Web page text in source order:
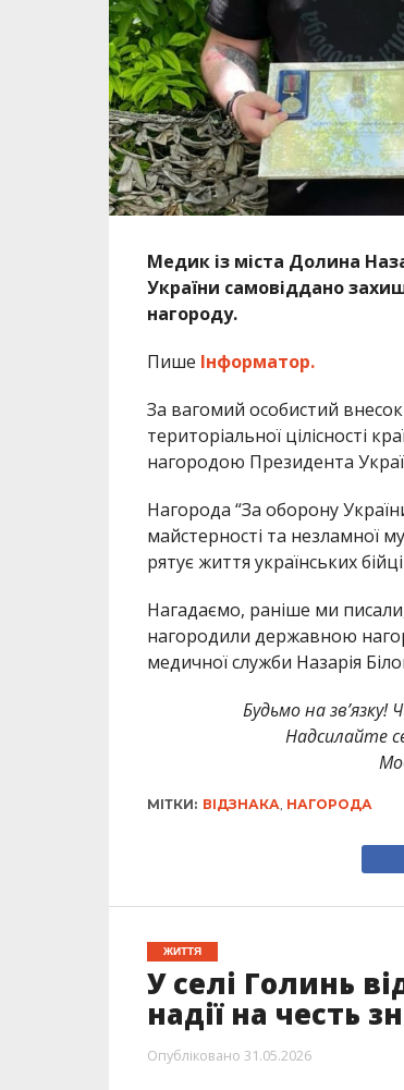
Медик із міста Долина
України самовіддано
нагороду.
Пише Інформатор.
За вагомий особистий
територіальної цілісності
нагородою Президента
Нагорода “За оборону
майстерності та незламної
рятує життя українських
Нагадаємо, раніше ми
нагородили державною
медичної служби Назарія
Будьмо на
Надсилайте
МІТКИ: ВІДЗНАКА НАГОРОДА
ЖИТТЯ
У селі Голинь
надії на честь
Опубліковано 31.05.2026